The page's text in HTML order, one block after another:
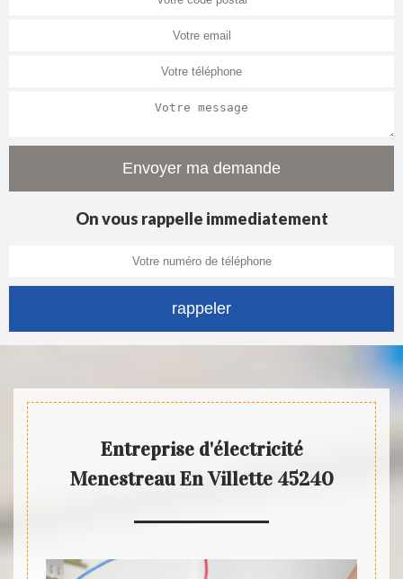
On vous rappelle immediatement
Entreprise d'électricité
Menestreau En Villette 45240